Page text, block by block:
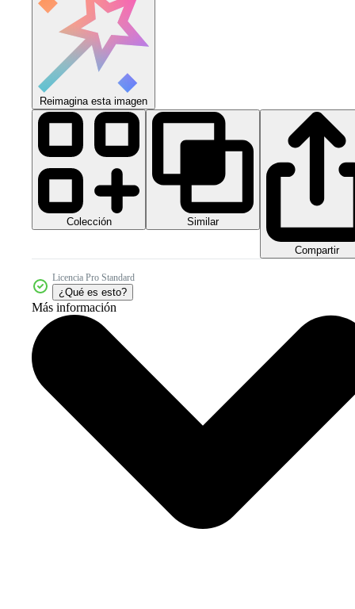
Reimagina esta imagen
Colección Similar
Compartir
Licencia Pro Standard
¿Qué es esto?
Más información